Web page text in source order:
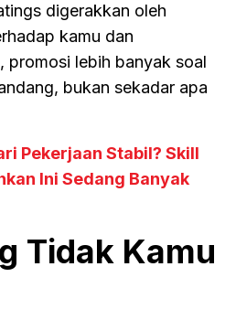
digerakkan oleh
kamu dan
promosi lebih banyak soal
bukan sekadar apa
Pekerjaan Stabil? Skill
Ini Sedang Banyak
Tidak Kamu